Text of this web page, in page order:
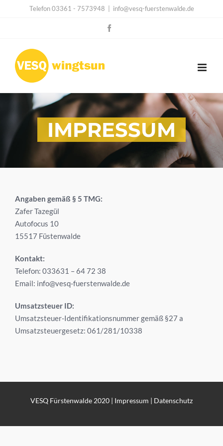
Telefon 03361 - 7573948 info@vesq-fuerstenwalde.de
IMPRESSUM
Angaben gemäß § 5 TMG:
Zafer Tazegül
Autofocus 10
15517 Füstenwalde
Kontakt:
Telefon: 033631 – 64 72 38
Email: info@vesq-fuerstenwalde.de
Umsatzsteuer ID:
Umsatzsteuer-Identifikationsnummer gemäß §27 a
Umsatzsteuergesetz: 061/281/10338
VESQ Fürstenwalde 2020 | Impressum | Datenschutz